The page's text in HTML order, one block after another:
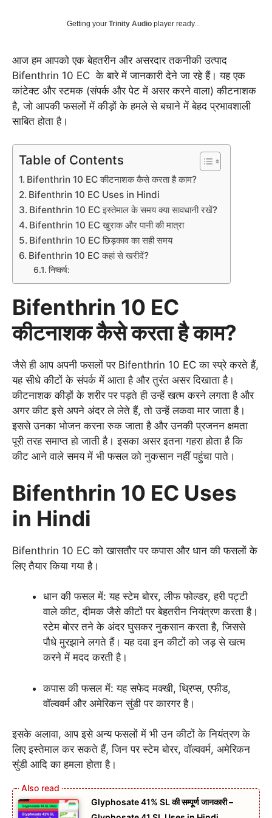
Getting your Trinity Audio player ready...
आज हम आपको एक बेहतरीन और असरदार तकनीकी उत्पाद
Bifenthrin 10 EC के बारे में जानकारी देने जा रहे हैं। यह एक
कांटेक्ट और स्टमक (संपर्क और पेट में असर करने वाला) कीटनाशक
है, जो आपकी फसलों में कीड़ों के हमले से बचाने में बेहद प्रभावशाली
साबित होता है।
Table of Contents
Bifenthrin 10 EC कीटनाशक कैसे करता है काम?
Bifenthrin 10 EC Uses in Hindi
Bifenthrin 10 EC इस्तेमाल के समय क्या सावधानी रखें?
Bifenthrin 10 EC खुराक और पानी की मात्रा
Bifenthrin 10 EC छिड़काव का सही समय
Bifenthrin 10 EC कहां से खरीदें?
निष्कर्ष:
Bifenthrin 10 EC
कीटनाशक कैसे करता है काम?
जैसे ही आप अपनी फसलों पर Bifenthrin 10 EC का स्प्रे करते हैं,
यह सीधे कीटों के संपर्क में आता है और तुरंत असर दिखाता है।
कीटनाशक कीड़ों के शरीर पर पड़ते ही उन्हें खत्म करने लगता है और
अगर कीट इसे अपने अंदर ले लेते हैं, तो उन्हें लकवा मार जाता है।
इससे उनका भोजन करना रुक जाता है और उनकी प्रजनन क्षमता
पूरी तरह समाप्त हो जाती है। इसका असर इतना गहरा होता है कि
कीट आने वाले समय में भी फसल को नुकसान नहीं पहुंचा पाते।
Bifenthrin 10 EC Uses
in Hindi
Bifenthrin 10 EC को खासतौर पर कपास और धान की फसलों के
लिए तैयार किया गया है।
धान की फसल में: यह स्टेम बोरर, लीफ फोल्डर, हरी पट्टी
वाले कीट, दीमक जैसे कीटों पर बेहतरीन नियंत्रण करता है।
स्टेम बोरर तने के अंदर घुसकर नुकसान करता है, जिससे
पौधे मुरझाने लगते हैं। यह दवा इन कीटों को जड़ से खत्म
करने में मदद करती है।
कपास की फसल में: यह सफेद मक्खी, थ्रिप्स, एफीड,
वॉल्ववर्म और अमेरिकन सुंडी पर कारगर है।
इसके अलावा, आप इसे अन्य फसलों में भी उन कीटों के नियंत्रण के
लिए इस्तेमाल कर सकते हैं, जिन पर स्टेम बोरर, वॉल्ववर्म, अमेरिकन
सुंडी आदि का हमला होता है।
Glyphosate 41% SL की सम्पूर्ण जानकारी –